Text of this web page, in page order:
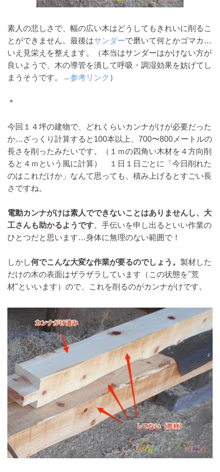
素人の悲しさで、幅の広い木はどうしてもきれいに削るこ
とができません。最後はサンダーで磨いて何とかゴマカ…
いえ見栄えを整えます。
（本当はサンダーはかけない方が
良いようで、木の導管を潰して呼吸・調湿効果を妨げてし
まうそうです。
→参考リンク ）
＊
今回１４坪の建物で、どれくらいカンナがけが必要だった
か…ざっくり計算すると100本以上、700〜800メートルの
長さを削ったみたいです。
（１ｍの四角い木材を４方向削
ると４ｍという風に計算）
１日１日ごとに「今日削れた
のはこれだけか」なんて思っても、積み上げるとすごい長
さですね。
電動カンナがけは素人でできないことはありませんし、大
工さんも助かるようです。手伝いを申し出るといい作業の
ひとつだと思います…身体に無理のない範囲で！
しかし何でこんな大変な作業が要るのでしょう。 製材した
だけの木の表面はザラザラしています（この状態を"荒
材"といいます）ので、これを削るのがカンナがけです。